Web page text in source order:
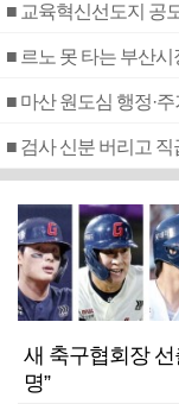
■ 교육혁신선도지 공
■ 르노 못 타는 부산
■ 마산 원도심 행정·
새 축구협회장
명”